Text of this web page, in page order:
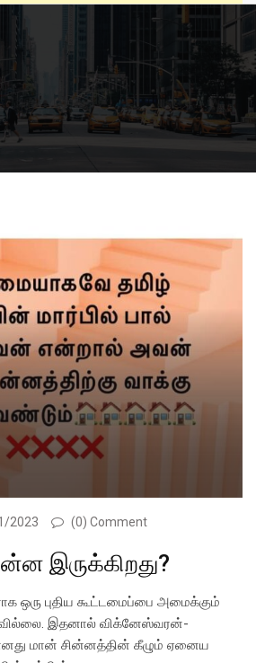
2023 (0) Comment
இருக்கிறது?
ஒரு புதிய கூட்டமைப்பை அமைக்கும்
இதனால் விக்னேஸ்வரன்-
மான் சின்னத்தின் கீழும் ஏனைய